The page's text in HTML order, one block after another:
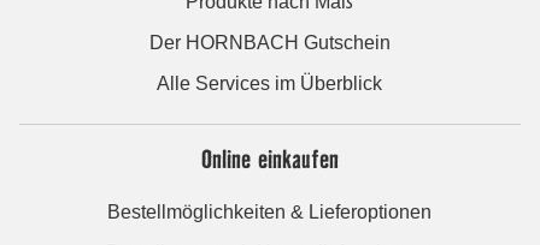
Der HORNBACH Gutschein
Alle Services im Überblick
Online einkaufen
Bestellmöglichkeiten & Lieferoptionen